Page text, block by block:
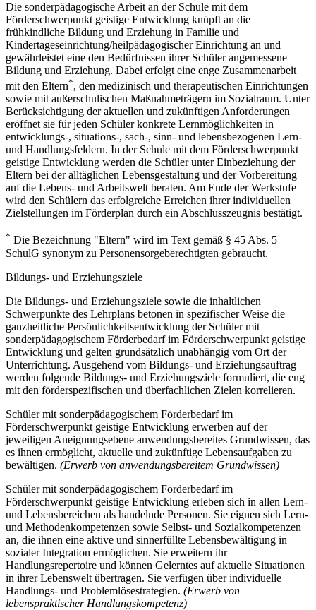
Die sonderpädagogische Arbeit an der Schule mit dem
Förderschwerpunkt geistige Entwicklung knüpft an die
frühkindliche Bildung und Erziehung in Familie und
Kindertageseinrichtung/heilpädagogischer Einrichtung an und
gewährleistet eine den Bedürfnissen ihrer Schüler angemessene
Bildung und Erziehung. Dabei erfolgt eine enge Zusammenarbeit
mit den Eltern*, den medizinisch und therapeutischen Einrichtungen
sowie mit außerschulischen Maßnahmeträgern im Sozialraum. Unter
Berücksichtigung der aktuellen und zukünftigen Anforderungen
eröffnet sie für jeden Schüler konkrete Lernmöglichkeiten in
entwicklungs-, situations-, sach-, sinn- und lebensbezogenen Lern-
und Handlungsfeldern. In der Schule mit dem Förderschwerpunkt
geistige Entwicklung werden die Schüler unter Einbeziehung der
Eltern bei der alltäglichen Lebensgestaltung und der Vorbereitung
auf die Lebens- und Arbeitswelt beraten. Am Ende der Werkstufe
wird den Schülern das erfolgreiche Erreichen ihrer individuellen
Zielstellungen im Förderplan durch ein Abschlusszeugnis bestätigt.
* Die Bezeichnung "Eltern" wird im Text gemäß § 45 Abs. 5
SchulG synonym zu Personensorgeberechtigten gebraucht.
Bildungs- und Erziehungsziele
Die Bildungs- und Erziehungsziele sowie die inhaltlichen
Schwerpunkte des Lehrplans betonen in spezifischer Weise die
ganzheitliche Persönlichkeitsentwicklung der Schüler mit
sonderpädagogischem Förderbedarf im Förderschwerpunkt geistige
Entwicklung und gelten grundsätzlich unabhängig vom Ort der
Unterrichtung. Ausgehend vom Bildungs- und Erziehungsauftrag
werden folgende Bildungs- und Erziehungsziele formuliert, die eng
mit den förderspezifischen und überfachlichen Zielen korrelieren.
Schüler mit sonderpädagogischem Förderbedarf im
Förderschwerpunkt geistige Entwicklung erwerben auf der
jeweiligen Aneignungsebene anwendungsbereites Grundwissen, das
es ihnen ermöglicht, aktuelle und zukünftige Lebensaufgaben zu
bewältigen. (Erwerb von anwendungsbereitem Grundwissen)
Schüler mit sonderpädagogischem Förderbedarf im
Förderschwerpunkt geistige Entwicklung erleben sich in allen Lern-
und Lebensbereichen als handelnde Personen. Sie eignen sich Lern-
und Methodenkompetenzen sowie Selbst- und Sozialkompetenzen
an, die ihnen eine aktive und sinnerfüllte Lebensbewältigung in
sozialer Integration ermöglichen. Sie erweitern ihr
Handlungsrepertoire und können Gelerntes auf aktuelle Situationen
in ihrer Lebenswelt übertragen. Sie verfügen über individuelle
Handlungs- und Problemlösestrategien. (Erwerb von
lebenspraktischer Handlungskompetenz)